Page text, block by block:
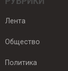
Лента
Общество
Политика